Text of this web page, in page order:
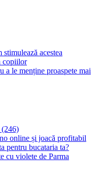
acestea
copiilor
a le menține proaspete mai
online și joacă profitabil
pentru bucataria ta?
cu violete de Parma